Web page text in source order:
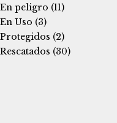
En peligro (11)
En Uso (3)
Protegidos (2)
Rescatados (30)